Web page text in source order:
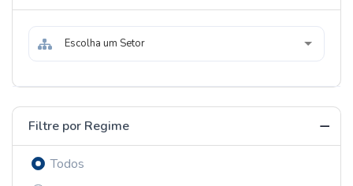
Escolha um Setor
Filtre por Regime
Todos